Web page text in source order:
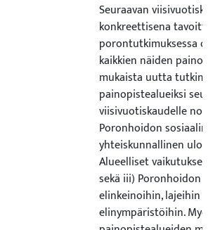
Seuraavan
konkreettisena
porontutkimuksessa
kaikkien näiden
mukaista uutta
painopistealueiksi
viisivuotiskaudelle
Poronhoidon
yhteiskunnallinen
Alueelliset
sekä iii) Poronhoidon
elinkeinoihin, lajeihin ja
elinympäristöihin.